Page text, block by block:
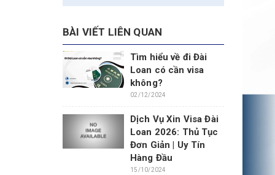
BÀI VIẾT LIÊN QUAN
Tìm hiểu về đi Đài
Loan có cần visa
không?
02/12/2024
Dịch Vụ Xin Visa Đài
Loan 2026: Thủ Tục
Đơn Giản | Uy Tín
Hàng Đầu
15/10/2024